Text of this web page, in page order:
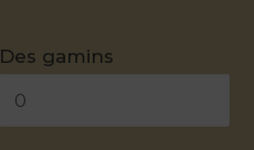
Des gamins